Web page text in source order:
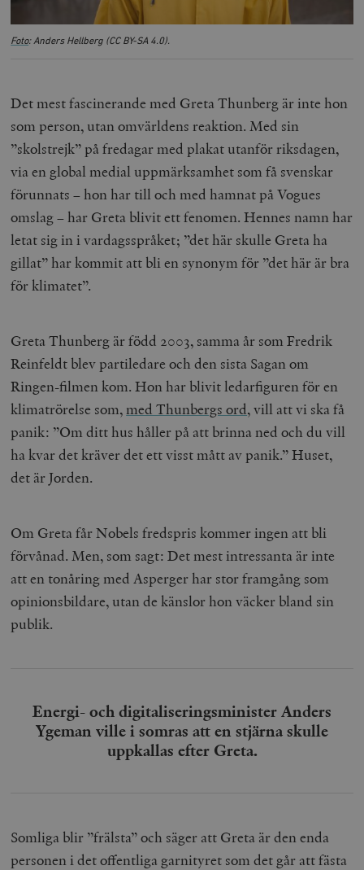
Foto: Anders Hellberg (CC BY-SA 4.0).
Det mest fascinerande med Greta Thunberg är inte hon
som person, utan omvärldens reaktion. Med sin
”skolstrejk” på fredagar med plakat utanför riksdagen,
via en global medial uppmärksamhet som få svenskar
förunnats – hon har till och med hamnat på Vogues
omslag – har Greta blivit ett fenomen. Hennes namn har
letat sig in i vardagsspråket; ”det här skulle Greta ha
gillat” har kommit att bli en synonym för ”det här är bra
för klimatet”.
Greta Thunberg är född 2003, samma år som Fredrik
Reinfeldt blev partiledare och den sista Sagan om
Ringen-filmen kom. Hon har blivit ledarfiguren för en
klimatrörelse som,med Thunbergs ord, vill att vi ska få
panik: ”Om ditt hus håller på att brinna ned och du vill
ha kvar det kräver det ett visst mått av panik.”Huset,
det är Jorden.
Om Greta får Nobels fredspris kommer ingen att bli
förvånad. Men, som sagt: Det mest intressanta är inte
att en tonåring med Asperger har stor framgång som
opinionsbildare, utan de känslor hon väcker bland sin
publik.
Energi- och digitaliseringsminister Anders
Ygeman ville i somras att en stjärna skulle
uppkallas efter Greta.
Somliga blir ”frälsta” och säger att Greta är den enda
personen i det offentliga garnityret som det går att fästa